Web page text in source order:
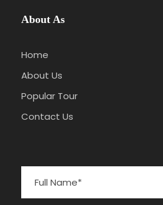
About As
Home
About Us
Popular Tour
Contact Us